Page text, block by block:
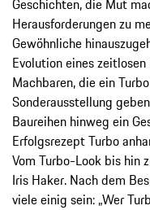
Geschichten, die Mut
Herausforderungen zu
Gewöhnliche
Evolution eines
Machbaren, die ein
Sonderausstellung
Baureihen hinweg ein
Erfolgsrezept Turbo
Vom Turbo-Look bis hin
Iris Haker. Nach dem
viele einig sein: „Wer